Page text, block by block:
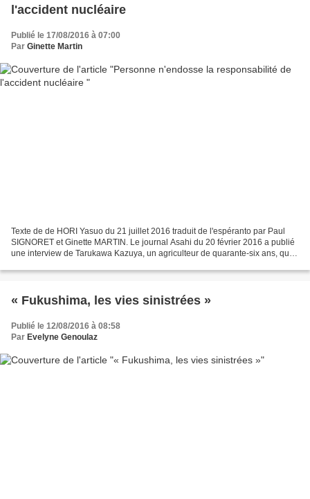
l'accident nucléaire
Publié le 17/08/2016 à 07:00
Par Ginette Martin
Texte de de HORI Yasuo du 21 juillet 2016 traduit de l'espéranto par Paul
SIGNORET et Ginette MARTIN. Le journal Asahi du 20 février 2016 a publié
une interview de Tarukawa Kazuya, un agriculteur de quarante-six ans, qui
« Fukushima, les vies sinistrées »
Publié le 12/08/2016 à 08:58
Par Evelyne Genoulaz